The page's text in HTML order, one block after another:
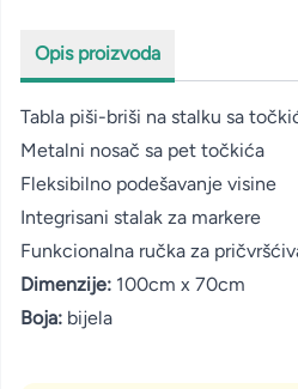
Opis proizvoda
Tabla piši-briši na stalku sa
Metalni nosač sa pet točkića
Fleksibilno podešavanje visine
Integrisani stalak za markere
Funkcionalna ručka za
Dimenzije: 100cm x 70cm
Boja: bijela